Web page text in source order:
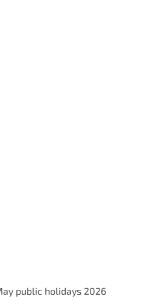
public holidays 2026